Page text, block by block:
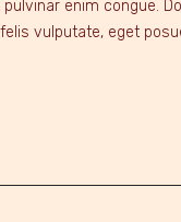
enim congue.
vulputate, eget